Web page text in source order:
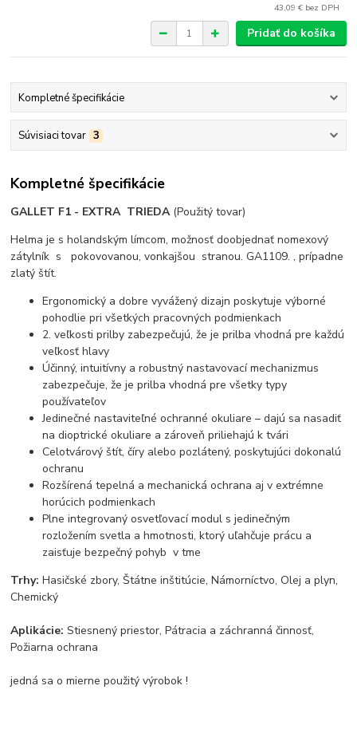
43,09 € bez DPH
Pridať do košíka
Kompletné špecifikácie
Súvisiaci tovar 3
Kompletné špecifikácie
GALLET F1 - EXTRA TRIEDA (Použitý tovar)
Helma je s holandským límcom, možnosť doobjednať nomexový
zátylník s pokovovanou, vonkajšou stranou. GA1109. , prípadne
zlatý štít.
Ergonomický a dobre vyvážený dizajn poskytuje výborné
pohodlie pri všetkých pracovných podmienkach
2. veľkosti prilby zabezpečujú, že je prilba vhodná pre každú
veľkosť hlavy
Účinný, intuitívny a robustný nastavovací mechanizmus
zabezpečuje, že je prilba vhodná pre všetky typy
používateľov
Jedinečné nastaviteľné ochranné okuliare – dajú sa nasadiť
na dioptrické okuliare a zároveň priliehajú k tvári
Celotvárový štít, číry alebo pozlátený, poskytujúci dokonalú
ochranu
Rozšírená tepelná a mechanická ochrana aj v extrémne
horúcich podmienkach
Plne integrovaný osvetľovací modul s jedinečným
rozložením svetla a hmotnosti, ktorý uľahčuje prácu a
zaisťuje bezpečný pohyb v tme
Trhy: Hasičské zbory, Štátne inštitúcie, Námorníctvo, Olej a plyn,
Chemický
Aplikácie: Stiesnený priestor, Pátracia a záchranná činnosť,
Požiarna ochrana
jedná sa o mierne použitý výrobok !